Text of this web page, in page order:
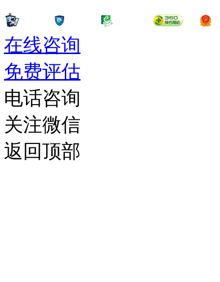
在线咨询
免费评估
电话咨询
关注微信
返回顶部